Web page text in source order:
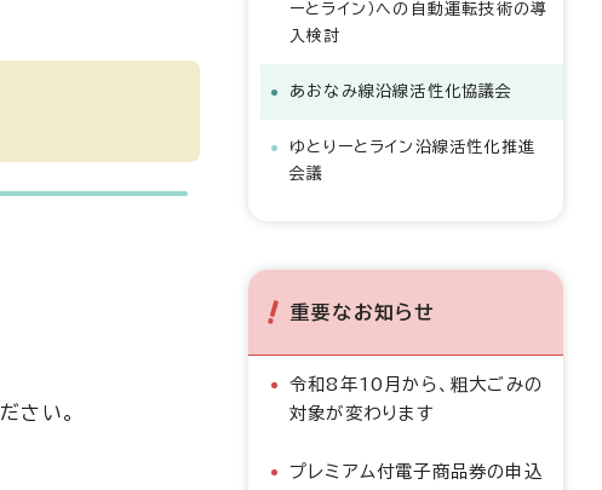
さい。
ーとライン）への自動運転技術の導
入検討
あおなみ線沿線活性化協議会
ゆとりーとライン沿線活性化推進
会議
重要なお知らせ
令和8年10月から、粗大ごみの
対象が変わります
プレミアム付電子商品券の申込